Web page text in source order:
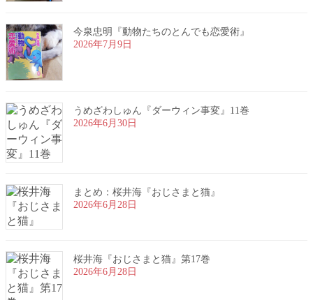
今泉忠明『動物たちのとんでも恋愛術』
2026年7月9日
うめざわしゅん『ダーウィン事変』11巻
2026年6月30日
まとめ：桜井海『おじさまと猫』
2026年6月28日
桜井海『おじさまと猫』第17巻
2026年6月28日